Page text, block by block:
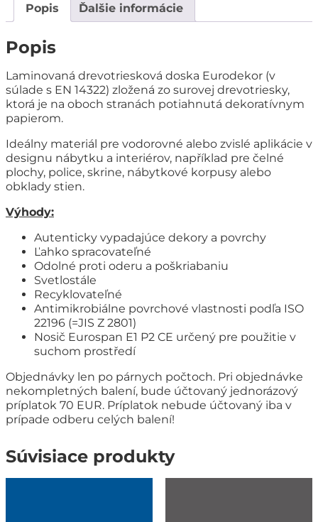
Popis Ďalšie informácie
Popis
Laminovaná drevotriesková doska Eurodekor (v
súlade s EN 14322) zložená zo surovej drevotriesky,
ktorá je na oboch stranách potiahnutá dekoratívnym
papierom.
Ideálny materiál pre vodorovné alebo zvislé aplikácie v
designu nábytku a interiérov, například pre čelné
plochy, police, skrine, nábytkové korpusy alebo
obklady stien.
Výhody:
Autenticky vypadajúce dekory a povrchy
Ľahko spracovateľné
Odolné proti oderu a poškriabaniu
Svetlostále
Recyklovateľné
Antimikrobiálne povrchové vlastnosti podľa ISO
22196 (=JIS Z 2801)
Nosič Eurospan E1 P2 CE určený pre použitie v
suchom prostředí
Objednávky len po párnych počtoch. Pri objednávke
nekompletných balení, bude účtovaný jednorázový
príplatok 70 EUR. Príplatok nebude účtovaný iba v
prípade odberu celých balení!
Súvisiace produkty